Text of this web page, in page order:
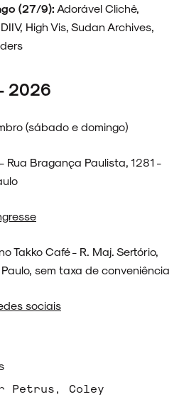
(27/9): Adorável Clichê,
High Vis, Sudan Archives,
2026
(sábado e domingo)
Rua Bragança Paulista, 1281 -
no Takko Café - R. Maj. Sertório,
sem taxa de conveniência
sociais
Petrus, Coley